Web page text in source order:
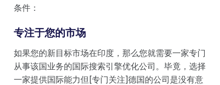
条件：
专注于您的市场
如果您的新目标市场在印度，那么您就需要一家专门
从事该国业务的国际搜索引擎优化公司。毕竟，选择
一家提供国际能力但[专门关注]德国的公司是没有意